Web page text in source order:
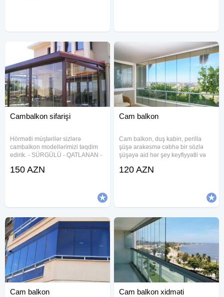
Cambalkon sifarişi
Hörmətli müştərilər sizlərə
cambalkon modellərimizi təqdim
edirik. - SÜRGÜLÜ - QATLANAN -
Türkiyənin keyfiyyətli materialı ilə
150 AZN
Cam balkon
Cam balkon, duş kabin, perilla
şüşə arakəsmə cəbhə bir sözlə
şüşəyə aid hər şey keyfiyyətli və
da pərdəli sistemindən istifadə
120 AZN
Cam balkon Cam balkon xidməti